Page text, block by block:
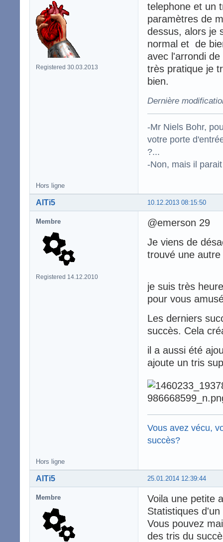
Registered 30.03.2013
telephone et un
paramètres de
dessus, alors je
normal et de
avec l'arrondi
très pratique je
bien.
Dernière
-Mr Niels Bohr,
votre porte
?...
-Non, mais il
Hors ligne
10.12.2013 08:15:50
AlTi5
Membre
Registered 14.12.2010
@emerson 29
Je viens de
trouvé une
je suis très
pour vous
Les derniers
succès. Cela
il a aussi été
ajoute un tris
Vous avez vécu,
succès?
Hors ligne
25.01.2014 12:39:44
AlTi5
Membre
Voila une petite
Statistiques
Vous pouvez
des tris du